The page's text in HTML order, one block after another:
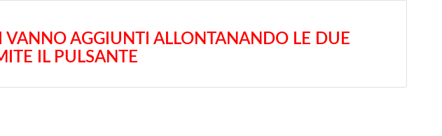
VANNO AGGIUNTI ALLONTANANDO LE DUE
IL PULSANTE